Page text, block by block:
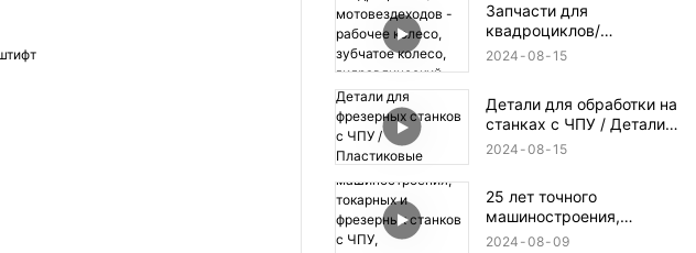
дроссельный клапан,
коробка передач
Запчасти для
квадроциклов/
мотовездеходов -
гидравлический
алюминиевый блок
2024 08 15
Детали для обработки на
станках с ЧПУ / Детали
для токарных станков /
Пластиковые детали для
станков с ЧПУ / Детали
для аэрокосмической и
2024 08 15
25 лет точного
машиностроения,
токарных и фрезерных
2024 08 09